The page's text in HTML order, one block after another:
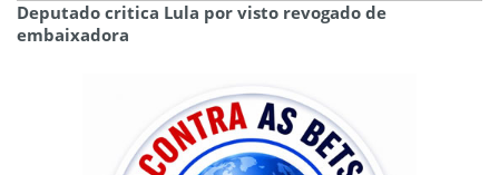
Deputado critica Lula por visto revogado de
embaixadora